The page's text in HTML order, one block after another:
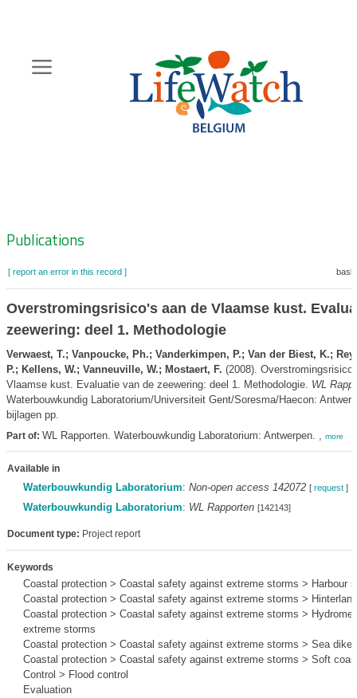
content
Zoeknavigatie
Publications
[ report an error in this record ]
Overstromingsrisico's aan de Vlaamse kust.
zeewering: deel 1. Methodologie
Verwaest, T.; Vanpoucke, Ph.; Vanderkimpen, P.; Van der Biest, K.;
P.; Kellens, W.; Vanneuville, W.; Mostaert, F. (2008).
Vlaamse kust. Evaluatie van de zeewering: deel 1. Methodologie. WL
Waterbouwkundig Laboratorium/Universiteit Gent/Soresma/Haecon:
bijlagen pp.
Part of: WL Rapporten. Waterbouwkundig Laboratorium: Antwerpen. , more
Available in
Waterbouwkundig Laboratorium: Non-open access 142072 [ request]
Waterbouwkundig Laboratorium: WL Rapporten [142143]
Document type: Project report
Keywords
Coastal protection > Coastal safety against extreme storms > Harbour
Coastal protection > Coastal safety against extreme storms > Hinterland
Coastal protection > Coastal safety against extreme storms >
extreme storms
Coastal protection > Coastal safety against extreme storms > Sea dikes
Coastal protection > Coastal safety against extreme storms > Soft
Control > Flood control
Evaluation